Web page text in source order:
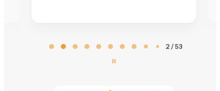
2 / 53